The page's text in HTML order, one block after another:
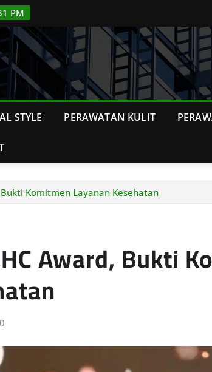
PM
STYLE PERAWATAN KULIT
Komitmen Layanan Kesehatan
Award, Bukti
0